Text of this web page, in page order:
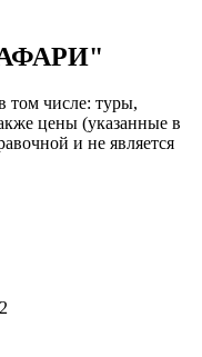
том числе: туры,
цены (указанные в
и не является